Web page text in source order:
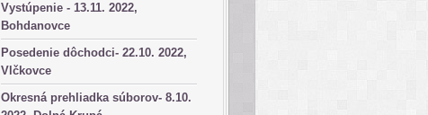
Vystúpenie - 13.11. 2022,
Bohdanovce
Posedenie dôchodci- 22.10. 2022,
Vlčkovce
Okresná prehliadka súborov- 8.10.